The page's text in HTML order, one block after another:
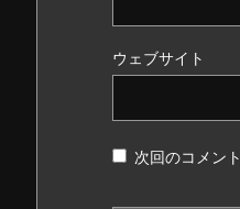
ウェブサイト
次回のコメン